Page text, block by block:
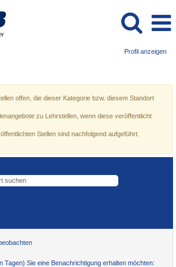
Profil anzeigen
offen, die dieser Kategorie bzw. diesem Standort
zu Lehrstellen, wenn diese veröffentlicht
Stellen sind nachfolgend aufgeführt.
Tagen) Sie eine Benachrichtigung erhalten möchten: